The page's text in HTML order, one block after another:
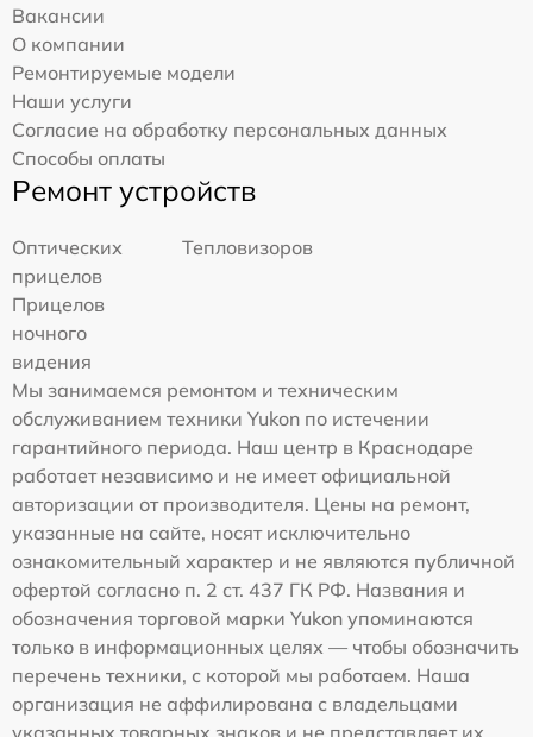
Вакансии
О компании
Ремонтируемые модели
Наши услуги
Согласие на обработку персональных данных
Способы оплаты
Ремонт устройств
Оптических
прицелов
Тепловизоров
Прицелов
ночного
видения
Мы занимаемся ремонтом и техническим
обслуживанием техники Yukon по истечении
гарантийного периода. Наш центр в Краснодаре
работает независимо и не имеет официальной
авторизации от производителя. Цены на ремонт,
указанные на сайте, носят исключительно
ознакомительный характер и не являются публичной
офертой согласно п. 2 ст. 437 ГК РФ. Названия и
обозначения торговой марки Yukon упоминаются
только в информационных целях — чтобы обозначить
перечень техники, с которой мы работаем. Наша
организация не аффилирована с владельцами
указанных товарных знаков и не представляет их